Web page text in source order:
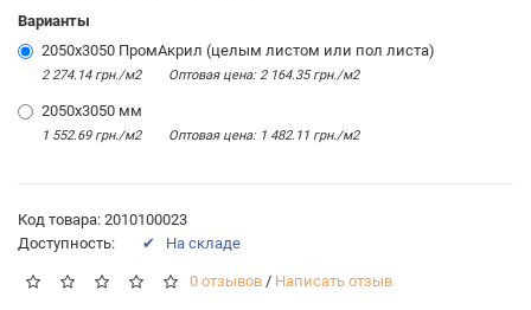
Варианты
2050х3050 ПромАкрил (целым листом или пол листа)
2 274.14 грн./м2 Оптовая цена: 2 164.35 грн./м2
2050x3050 мм
1 552.69 грн./м2 Оптовая цена: 1 482.11 грн./м2
Код товара: 2010100023
Доступность:
✔ На складе
0 отзывов / Написать отзыв